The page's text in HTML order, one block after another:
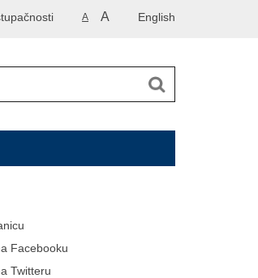
English
A A
Facebooku
Twitteru